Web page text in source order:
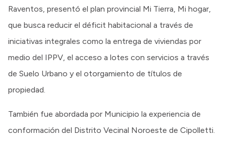
Raventos, presentó el plan provincial Mi Tierra, Mi hogar,
que busca reducir el déficit habitacional a través de
iniciativas integrales como la entrega de viviendas por
medio del IPPV, el acceso a lotes con servicios a través
de Suelo Urbano y el otorgamiento de títulos de
propiedad.
También fue abordada por Municipio la experiencia de
conformación del Distrito Vecinal Noroeste de Cipolletti.